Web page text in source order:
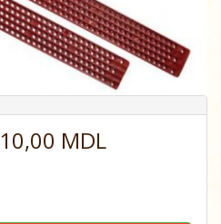
10,00 MDL